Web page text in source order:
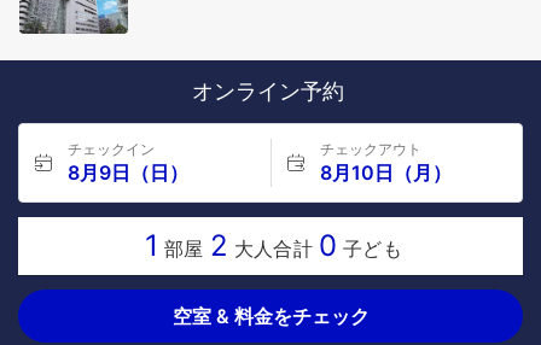
オンライン予約
チェックイン
8月9日（日）
チェックアウト
8月10日（月）
1 部屋 2 大人合計 0 子ども
空室 & 料金をチェック